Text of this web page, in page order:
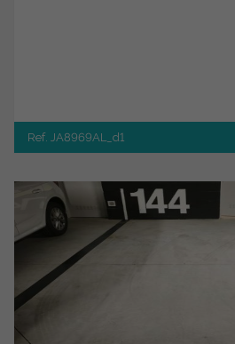
Ref. JA8969AL_d1